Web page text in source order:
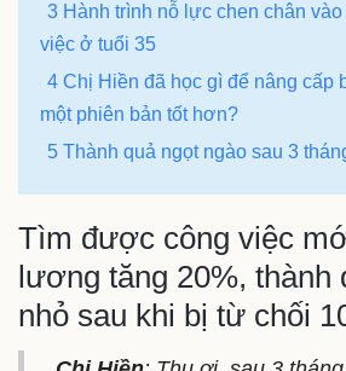
3 Hành trình nỗ lực chen chân
việc ở tuổi 35
4 Chị Hiền đã học gì để nâng cấp
một phiên bản tốt hơn?
5 Thành quả ngọt ngào sau 3
Tìm được công việc
lương tăng 20%, thành
nhỏ sau khi bị từ chối